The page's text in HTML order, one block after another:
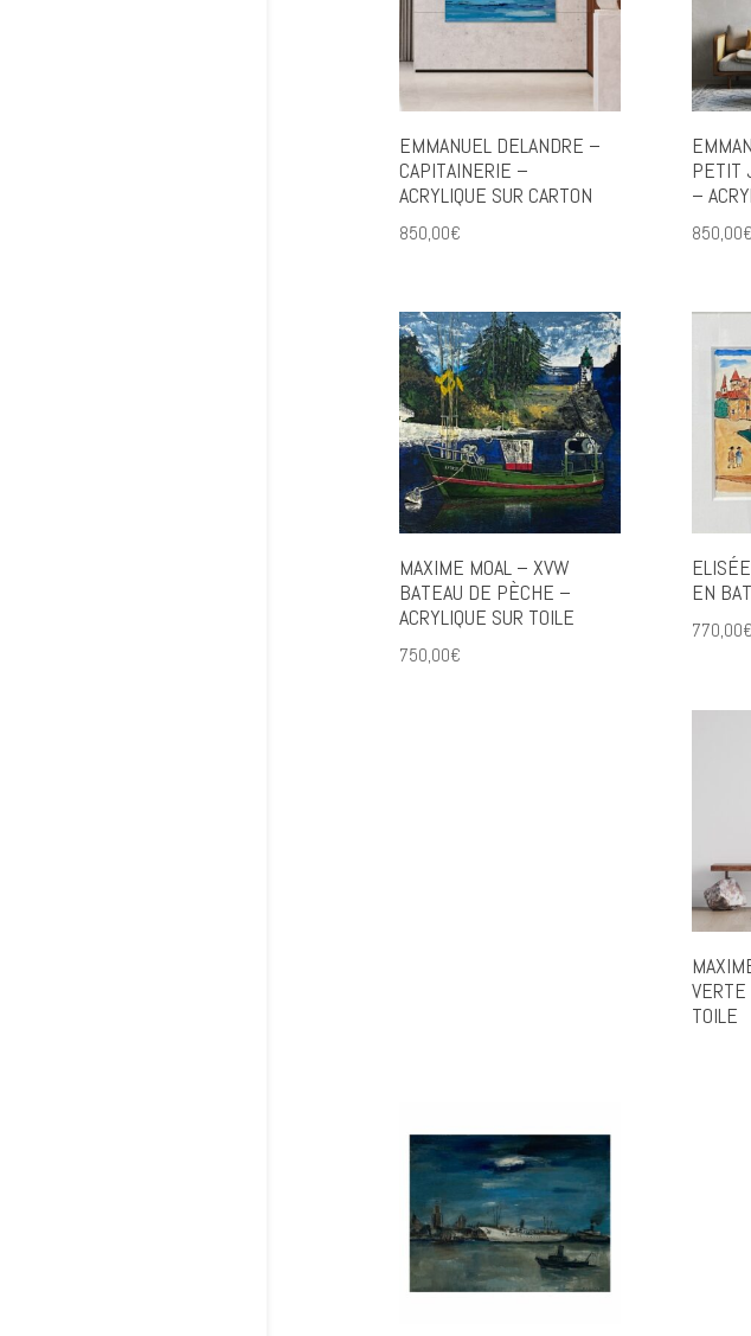
EMMANUEL DELANDRE –
CAPITAINERIE –
ACRYLIQUE SUR CARTON
850,00€
PETIT
–
850,00€
MAXIME MOAL – XVW
BATEAU DE PÈCHE –
ACRYLIQUE SUR TOILE
750,00€
EN
770,00€
VERTE
TOILE